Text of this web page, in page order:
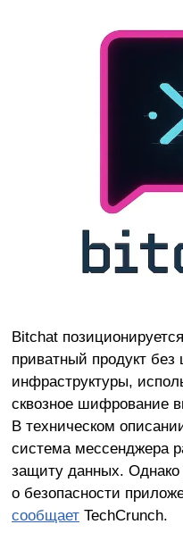
Bitchat
приватный продукт без
инфраструктуры,
сквозное шифрование
В техническом
система мессенджера
защиту данных.
о безопасности
сообщаетTechCrunch.